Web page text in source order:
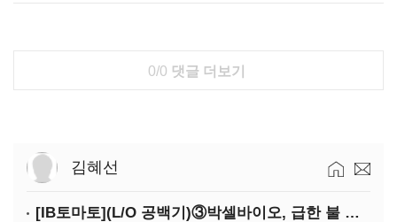
0/0 댓글 더보기
김혜선
[IB토마토](L/O 공백기)③박셀바이오, 급한 불 껐지만…본업 성과 '감감무소식'